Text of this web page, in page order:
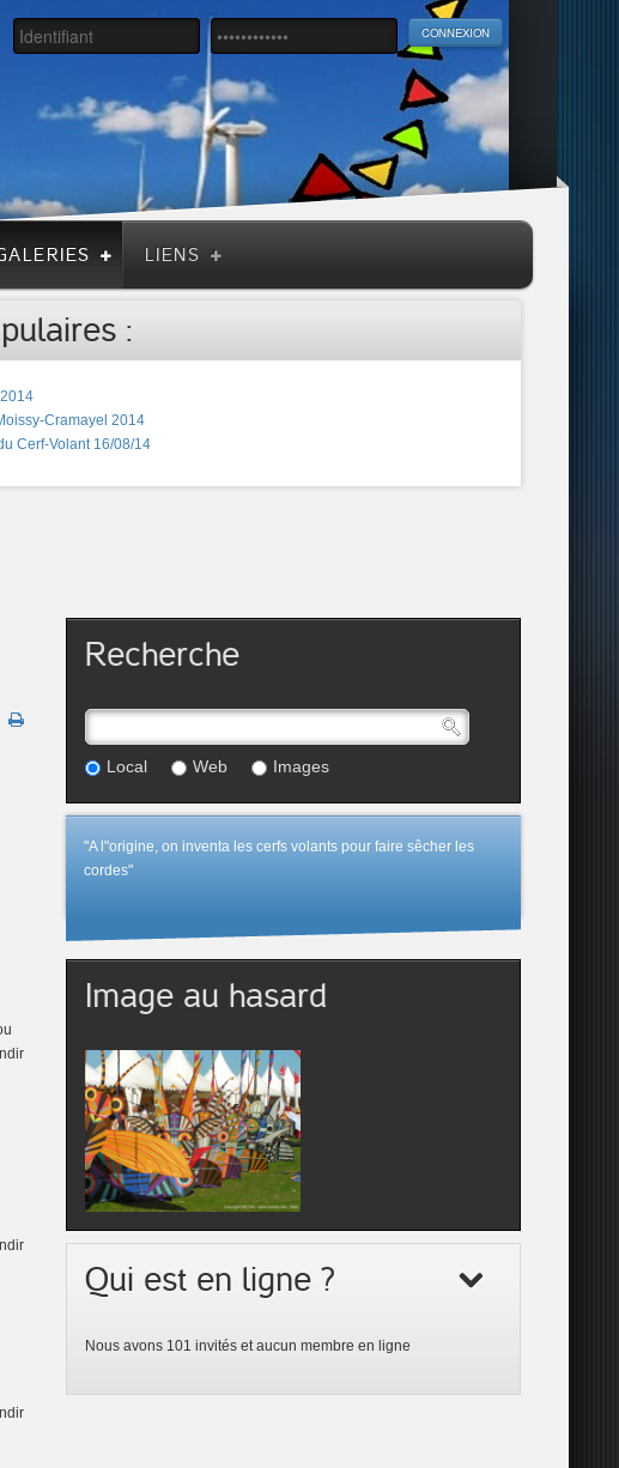
LIENS
:
Cramayel 2014
Cerf-Volant 16/08/14
Recherche
Local Web Images
"A l"origine, on inventa les cerfs volants pour faire sêcher les
cordes"
Image au hasard
Qui est en ligne ?
Nous avons 101 invités et aucun membre en ligne